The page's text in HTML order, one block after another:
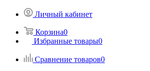
Личный кабинет
Корзина0
Избранные товары0
Сравнение товаров0